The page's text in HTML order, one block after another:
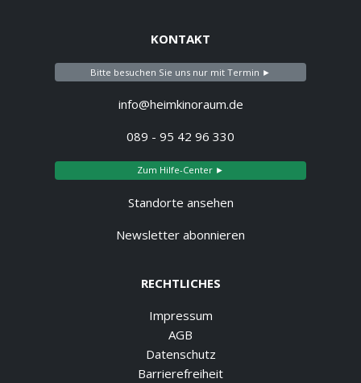
KONTAKT
Bitte besuchen Sie uns nur mit Termin ►
info@heimkinoraum.de
089 - 95 42 96 330
Zum Hilfe-Center ►
Standorte ansehen
Newsletter abonnieren
RECHTLICHES
Impressum
AGB
Datenschutz
Barrierefreiheit